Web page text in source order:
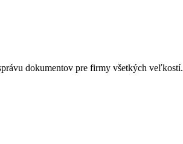
dokumentov pre firmy všetkých veľkostí.